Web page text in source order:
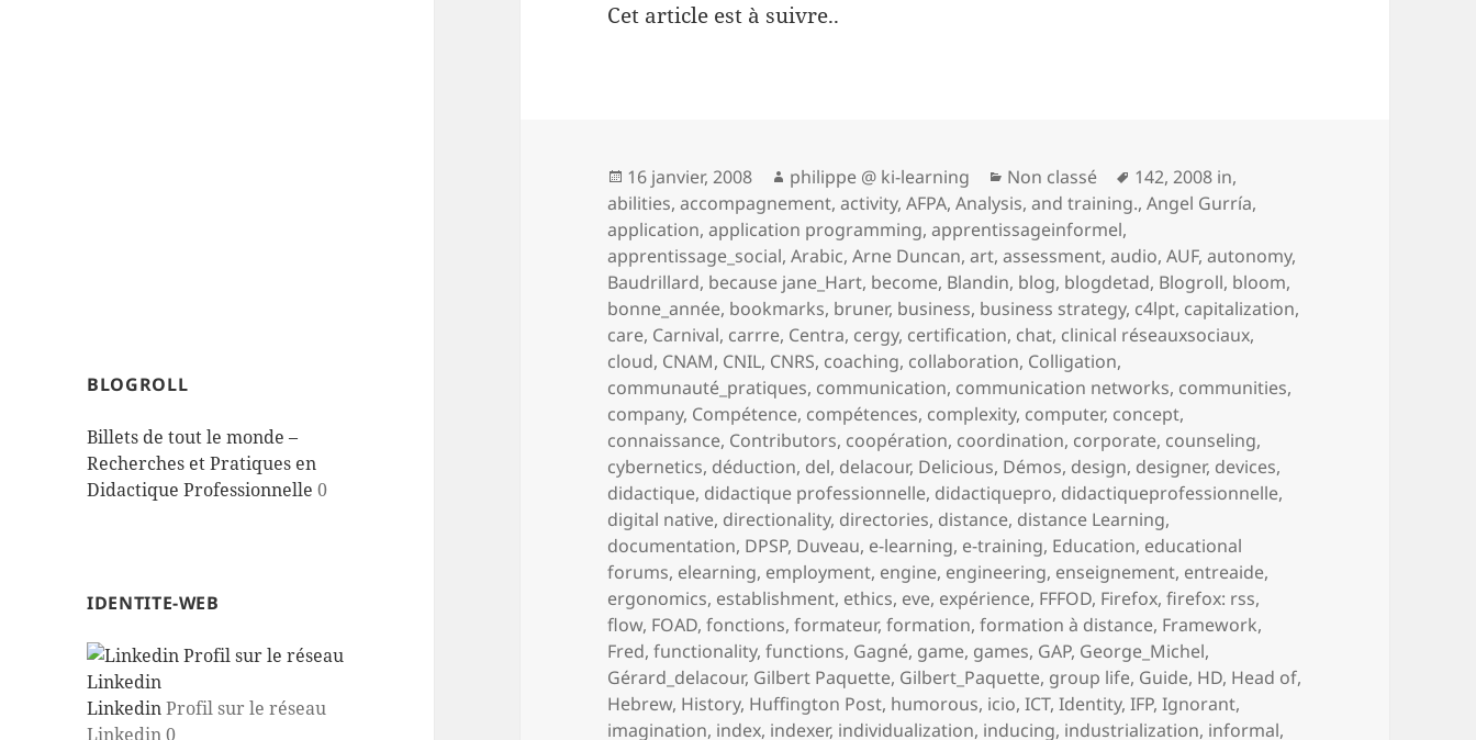
BLOGROLL
Billets de tout le monde –
Recherches et Pratiques en
Didactique Professionnelle 0
IDENTITE-WEB
LinkedinProfil sur le réseau
Linkedin 0
Cet article est à suivre..
Publié
le
16 janvier, 2008 Auteur
philippe @ ki-learning Catégories
Non classé
Mots-
clés
142,2008 in,
abilities,accompagnement,activity,AFPA,Analysis,and training.,Angel Gurría,
application,application programming,apprentissageinformel,
apprentissage_social,Arabic,Arne Duncan,art,assessment,audio,AUF,autonomy,
Baudrillard, because jane_Hart, become, Blandin, blog, blogdetad, Blogroll, bloom,
bonne_année, bookmarks, bruner, business, business strategy, c4lpt, capitalization,
care, Carnival, carrre, Centra, cergy, certification, chat, clinical réseauxsociaux,
cloud, CNAM, CNIL, CNRS, coaching, collaboration, Colligation,
communauté_pratiques, communication, communication networks, communities,
company, Compétence, compétences, complexity, computer, concept,
connaissance, Contributors, coopération, coordination, corporate, counseling,
cybernetics, déduction, del, delacour, Delicious, Démos, design, designer, devices,
didactique, didactique professionnelle, didactiquepro, didactiqueprofessionnelle,
digital native, directionality, directories, distance, distance Learning,
documentation, DPSP, Duveau, e-learning, e-training, Education, educational
forums, elearning, employment, engine, engineering, enseignement, entreaide,
ergonomics, establishment, ethics, eve, expérience, FFFOD, Firefox,firefox: rss,
flow, FOAD,fonctions,formateur,formation,formation à distance, Framework,
Fred,functionality,functions, Gagné, game, games, GAP, George_Michel,
Gérard_delacour, Gilbert Paquette, Gilbert_Paquette, group life, Guide, HD, Head of,
Hebrew, History, Huffington Post, humorous, icio,ICT,Identity,IFP,Ignorant,
imagination, index, indexer, individualization, inducing, industrialization, informal,